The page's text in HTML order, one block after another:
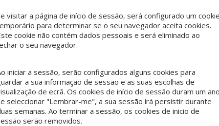
visitar a página de início de sessão, será configurado um
para determinar se o seu navegador aceita cookies.
cookie não contém dados pessoais e será eliminado ao
o seu navegador.
iniciar a sessão, serão configurados alguns cookies para
a sua informação de sessão e as suas escolhas de
de ecrã. Os cookies de início de sessão duram um
seleccionar "Lembrar-me", a sua sessão irá persistir durante
semanas. Ao terminar a sessão, os cookies de inicio de
serão removidos.